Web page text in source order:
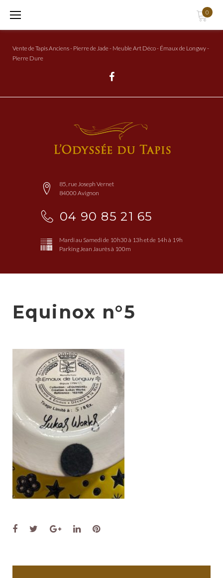
0
Vente de Tapis Anciens - Pierre de Jade - Meuble Art Déco - Émaux de Longwy -
Pierre Dure
85, rue Joseph Vernet
84000 Avignon
04 90 85 21 65
Mardi au Samedi de 10h30 à 13h et de 14h à 19h
Parking Jean Jaurès à 100m
Equinox n°5
Facebook
TwitterGoogle+
LinkedInPinterest